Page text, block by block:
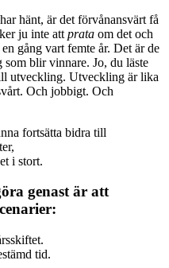
hänt, är det förvånansvärt få
ju inte att prata om det och
gång vart femte år. Det är de
blir vinnare. Jo, du läste
utveckling. Utveckling är lika
Och jobbigt. Och
fortsätta bidra till
i stort.
genast är att
tid.